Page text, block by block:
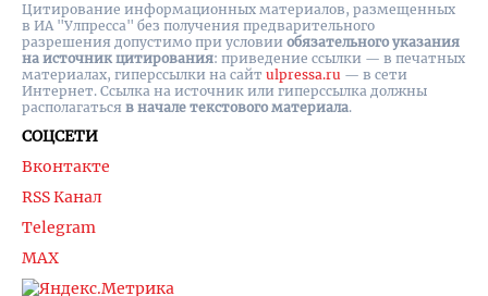
СОЦСЕТИ
Вконтакте
RSS Канал
Telegram
MAX
Цитирование информационных материалов, размещенных
в ИА "Улпресса" без получения предварительного
разрешения допустимо при условии обязательного указания
на источник цитирования: приведение ссылки — в печатных
материалах, гиперссылки на cайт ulpressa.ru — в сети
Интернет. Ссылка на источник или гиперссылка должны
располагаться в начале текстового материала.